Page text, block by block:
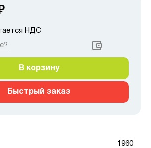
НДС
В корзину
Быстрый заказ
1960